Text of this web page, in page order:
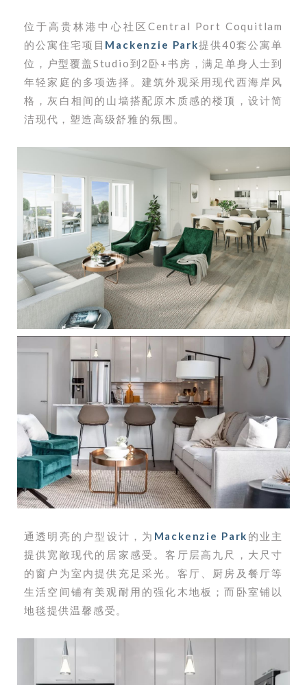
位于高贵林港中心社区Central Port Coquitlam
的公寓住宅项目 Mackenzie Park提供40套公寓单
位，户型覆盖Studio到2卧+书房，满足单身人士到
年轻家庭的多项选择。建筑外观采用现代西海岸风
格，灰白相间的山墙搭配原木质感的楼顶，设计简
洁现代，塑造高级舒雅的氛围。
通透明亮的户型设计，为 Mackenzie Park 的业主
提供宽敞现代的居家感受。客厅层高九尺，大尺寸
的窗户为室内提供充足采光。客厅、厨房及餐厅等
生活空间铺有美观耐用的强化木地板；而卧室铺以
地毯提供温馨感受。